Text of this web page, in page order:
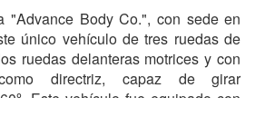
"Advance Body Co.", con sede en
único vehículo de tres ruedas de
ruedas delanteras motrices y con
directriz, capaz de girar
Este vehículo fue equipado con